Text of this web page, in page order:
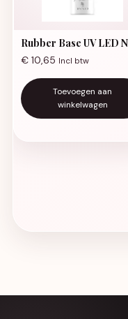
Rubber Base UV LED
€ 10,65 Incl btw
Toevoegen aan
winkelwagen